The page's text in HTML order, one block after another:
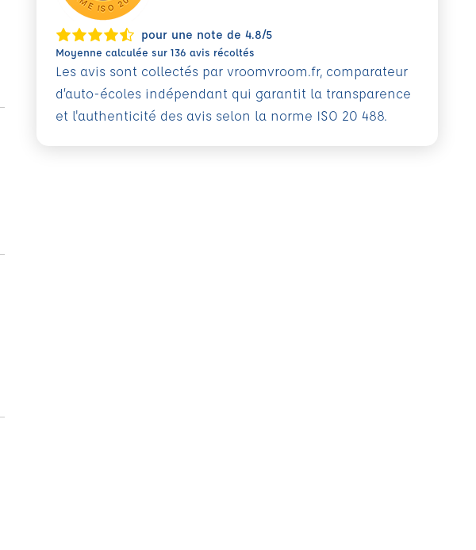
pour une note de 4.8/5
Moyenne calculée sur 136 avis récoltés
Les avis sont collectés par vroomvroom.fr, comparateur
d’auto-écoles indépendant qui garantit la transparence
et l'authenticité des avis selon la norme ISO 20 488.